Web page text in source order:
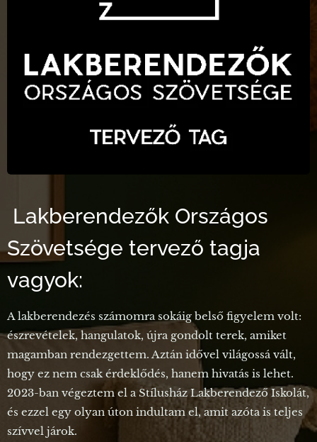
Lakberendezők Országos
Szövetsége tervező tagja
vagyok:
A lakberendezés számomra sokáig belső figyelem volt:
észrevételek, hangulatok, újra gondolt terek, amiket
magamban rendezgettem. Aztán idővel világossá vált,
hogy ez nem csak érdeklődés, hanem hivatás is lehet.
2023-ban végeztem el a Stílusház Lakberendező Iskolát,
és ezzel egy olyan úton indultam el, amit azóta is teljes
szívvel járok.